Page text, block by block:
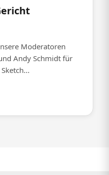
Moderatoren
Andy Schmidt für